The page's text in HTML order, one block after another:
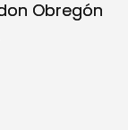
Obregón